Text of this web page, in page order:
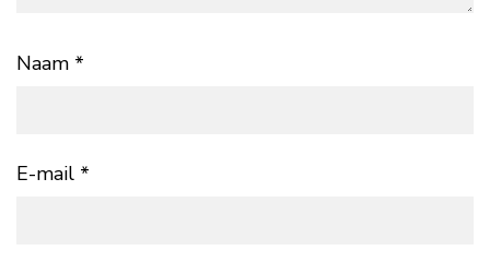
Naam *
E-mail *